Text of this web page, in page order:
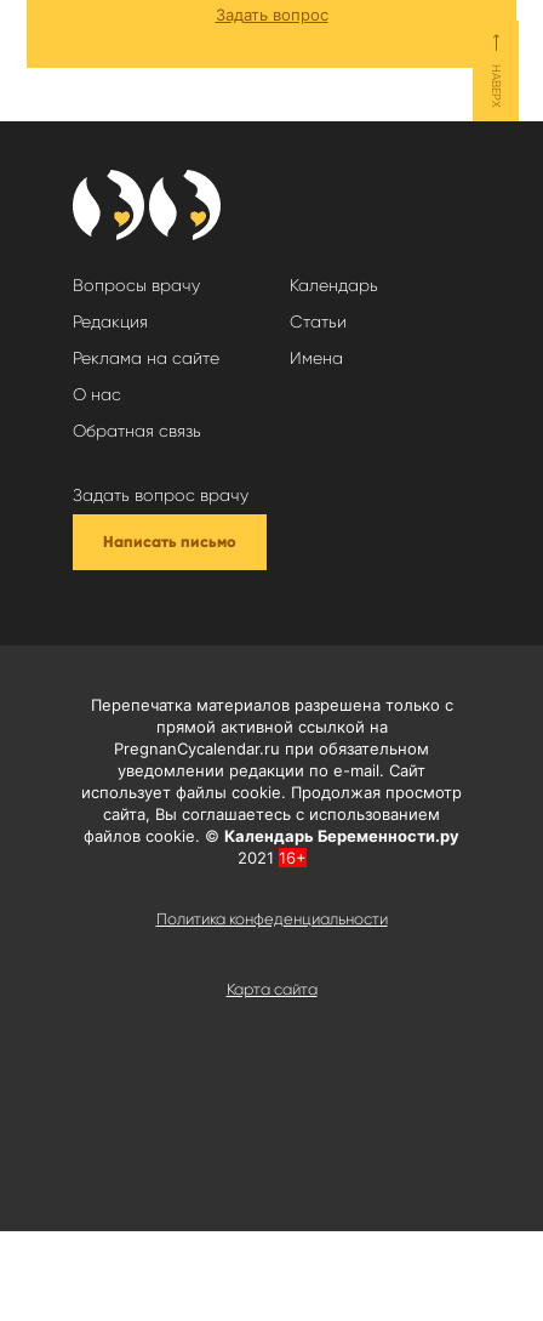
Задать вопрос
⟵
НАВЕРХ
Вопросы врачу
Редакция
Реклама на сайте
О нас
Обратная связь
Календарь
Статьи
Имена
Задать вопрос врачу
Написать письмо
Карта сайта
Перепечатка материалов разрешена только с
прямой активной ссылкой на
PregnanCycalendar.ru при обязательном
уведомлении редакции по e-mail. Сайт
использует файлы cookie. Продолжая просмотр
сайта, Вы соглашаетесь с использованием
файлов cookie. © Календарь Беременности.ру
2021 16+
Политика конфеденциальности